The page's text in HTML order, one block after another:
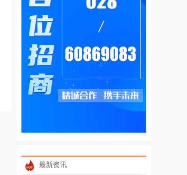
最新资讯